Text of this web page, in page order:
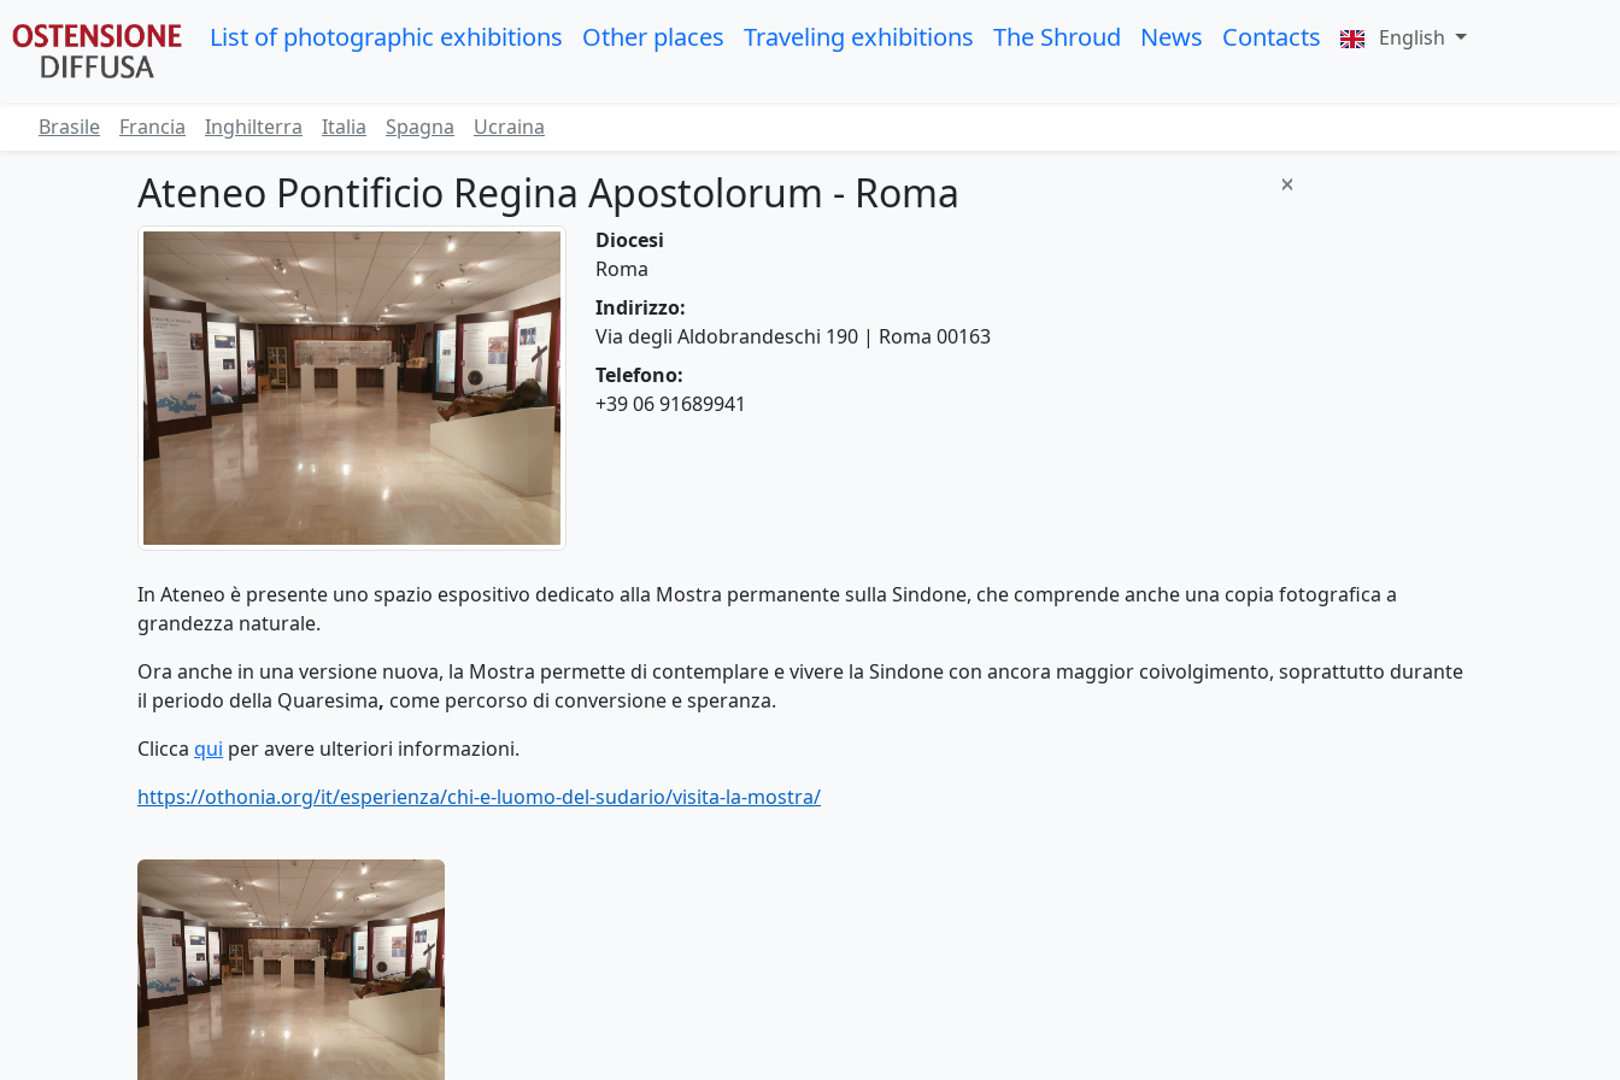
List of photographic exhibitions Other places Traveling exhibitions The Shroud News Contacts English
Brasile Francia Inghilterra Italia Spagna Ucraina
Ateneo Pontificio Regina Apostolorum - Roma
Diocesi
Roma
Indirizzo:
Via degli Aldobrandeschi 190 | Roma 00163
Telefono:
+39 06 91689941
In Ateneo è presente uno spazio espositivo dedicato alla Mostra permanente sulla Sindone, che comprende anche una copia fotografica a
grandezza naturale.
Ora anche in una versione nuova, la Mostra permette di contemplare e vivere la Sindone con ancora maggior coivolgimento, soprattutto durante
il periodo della Quaresima, come percorso di conversione e speranza.
Clicca qui per avere ulteriori informazioni.
https://othonia.org/it/esperienza/chi-e-luomo-del-sudario/visita-la-mostra/